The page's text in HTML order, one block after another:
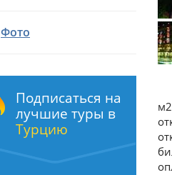
Фото
Подписаться на
лучшие туры в
Турцию